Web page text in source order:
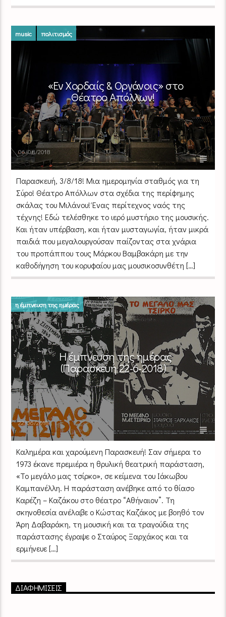
music πολιτισμός
«Εν Χορδαίς & Οργάνοις» στο
Θέατρο Απόλλων!
06/08/2018
Παρασκευή, 3/8/18! Μια ημερομηνία σταθμός για τη
Σύρο! Θέατρο Απόλλων στα σχέδια της περίφημης
σκάλας του Μιλάνου! Ένας περίτεχνος ναός της
τέχνης! Εδώ τελέσθηκε το ιερό μυστήριο της μουσικής.
Και ήταν υπέρβαση, και ήταν μυσταγωγία, ήταν μικρά
παιδιά που μεγαλουργούσαν παίζοντας στα χνάρια
του προπάππου τους Μάρκου Βαμβακάρη με την
καθοδήγηση του κορυφαίου μας μουσικοσυνθέτη […]
η έμπνευση της ημέρας
Η έμπνευση της ημέρας
(Παρασκευή 22-6-2018)
22/06/2018
Καλημέρα και χαρούμενη Παρασκευή! Σαν σήμερα το
1973 έκανε πρεμιέρα η θρυλική θεατρική παράσταση,
«Το μεγάλο μας τσίρκο», σε κείμενα του Ιάκωβου
Καμπανέλλη. Η παράσταση ανέβηκε από το θίασο
Καρέζη – Καζάκου στο θέατρο “Αθήναιον”. Τη
σκηνοθεσία ανέλαβε ο Κώστας Καζάκος με βοηθό τον
Άρη Δαβαράκη, τη μουσική και τα τραγούδια της
παράστασης έγραψε ο Σταύρος Ξαρχάκος και τα
ερμήνευε […]
ΔΙΑΦΗΜΙΣΕΙΣ